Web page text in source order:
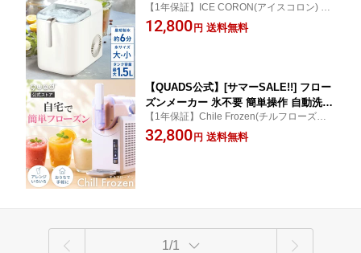
庭用 自動洗浄機能付き スコップ付き タ
ンク容量約1.5L 省エネ エコモード 【メ
【1年保証】ICE CORON(アイスコロン) 宅
飲み 晩酌 卓上 キャンプ 熱中症対策 持ち運
び自由
12,800 円 送料無料
【QUADS公式】[サマーSALE!!] フロー
ズンメーカー 氷不要 簡単操作 自動洗浄
機能 タンク容量約1.5L コンパクト 熱中
症対策 フローズンドリンク レシピブッ
【1年保証】Chile Frozen(チルフローズン)
家庭用 業務用 アルコールOK パーティー 晩
酌 アイススラリー効果 高速製氷
32,800 円 送料無料
1/1